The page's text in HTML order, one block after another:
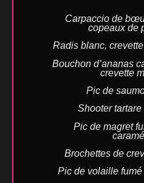
Carpaccio de
copeaux de
Radis blanc,
Bouchon d’ananas
crevette
Pic de
Shooter
Pic de magret
Brochettes de
Pic de volaille